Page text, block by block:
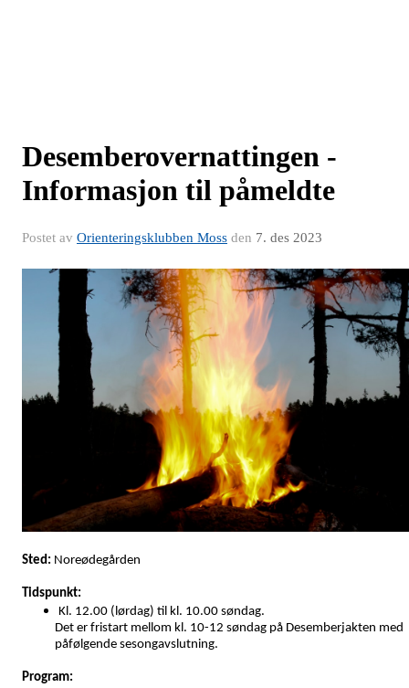
Desemberovernattingen -
Informasjon til påmeldte
Postet av Orienteringsklubben Moss den 7. des 2023
Sted: Noreødegården
Tidspunkt:
Kl. 12.00 (lørdag) til kl. 10.00 søndag.
Det er fristart mellom kl. 10-12 søndag på Desemberjakten med
påfølgende sesongavslutning.
Program: